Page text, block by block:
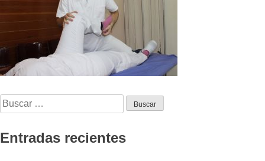
Buscar:
Entradas recientes